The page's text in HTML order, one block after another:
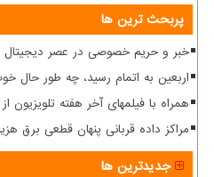
پربحث ترین ها
خبر و حریم خصوصی در عصر دیجیتال
اربعین به اتمام رسید، چه طور حال
همراه با فیلمهای آخر هفته تلویزیون
مراکز داده قربانی پنهان قطعی برق
جدیدترین ها